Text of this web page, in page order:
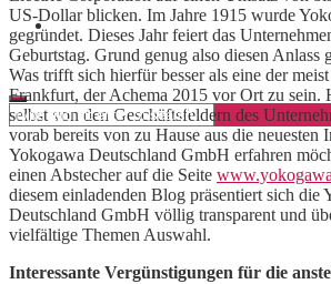
Geschäftskonto eröffnen
US-Dollar blicken. Im Jahre 1915 wurde
gegründet. Dieses Jahr feiert das
Geburtstag. Grund genug also diesen Anlass
Was trifft sich hierfür besser als eine der
Frankfurt, der Achema 2015 vor Ort zu sein.
selbst von den Geschäftsfeldern des
vorab bereits von zu Hause aus die neuesten
Yokogawa Deutschland GmbH erfahren
einen Abstecher auf die Seite
diesem einladenden Blog präsentiert sich die
Deutschland GmbH völlig transparent und
vielfältige Themen Auswahl.
Interessante Vergünstigungen für die